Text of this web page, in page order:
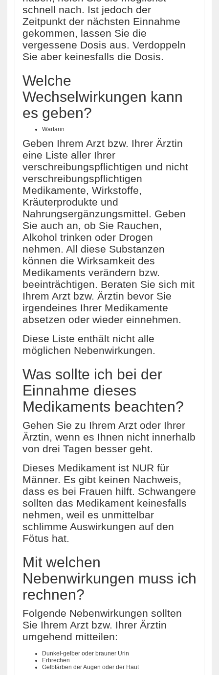
schnell nach. Ist jedoch der
Zeitpunkt der nächsten Einnahme
gekommen, lassen Sie die
vergessene Dosis aus. Verdoppeln
Sie aber keinesfalls die Dosis.
Welche
Wechselwirkungen kann
es geben?
Warfarin
Geben Ihrem Arzt bzw. Ihrer Ärztin
eine Liste aller Ihrer
verschreibungspflichtigen und nicht
verschreibungspflichtigen
Medikamente, Wirkstoffe,
Kräuterprodukte und
Nahrungsergänzungsmittel. Geben
Sie auch an, ob Sie Rauchen,
Alkohol trinken oder Drogen
nehmen. All diese Substanzen
können die Wirksamkeit des
Medikaments verändern bzw.
beeinträchtigen. Beraten Sie sich mit
Ihrem Arzt bzw. Ärztin bevor Sie
irgendeines Ihrer Medikamente
absetzen oder wieder einnehmen.
Diese Liste enthält nicht alle
möglichen Nebenwirkungen.
Was sollte ich bei der
Einnahme dieses
Medikaments beachten?
Gehen Sie zu Ihrem Arzt oder Ihrer
Ärztin, wenn es Ihnen nicht innerhalb
von drei Tagen besser geht.
Dieses Medikament ist NUR für
Männer. Es gibt keinen Nachweis,
dass es bei Frauen hilft. Schwangere
sollten das Medikament keinesfalls
nehmen, weil es unmittelbar
schlimme Auswirkungen auf den
Fötus hat.
Mit welchen
Nebenwirkungen muss ich
rechnen?
Folgende Nebenwirkungen sollten
Sie Ihrem Arzt bzw. Ihrer Ärztin
umgehend mitteilen:
Dunkel-gelber oder brauner Urin
Erbrechen
Gelbfärben der Augen oder der Haut